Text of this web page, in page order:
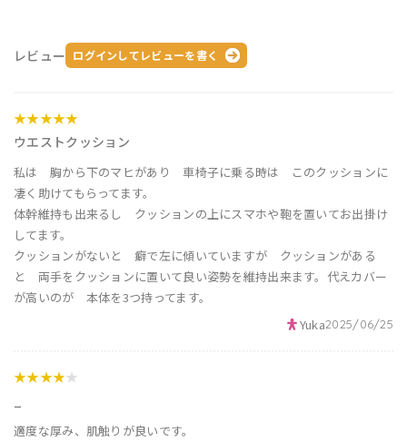
レビュー ログインしてレビューを書く
ウエストクッション
★★★★★
私は 胸から下のマヒがあり 車椅子に乗る時は このクッションに
凄く助けてもらってます。
体幹維持も出来るし クッションの上にスマホや鞄を置いてお出掛け
してます。
クッションがないと 癖で左に傾いていますが クッションがある
と 両手をクッションに置いて良い姿勢を維持出来ます。代えカバー
が高いのが 本体を3つ持ってます。
Yuka2025/06/25
★★★★★
適度な厚み、肌触りが良いです。